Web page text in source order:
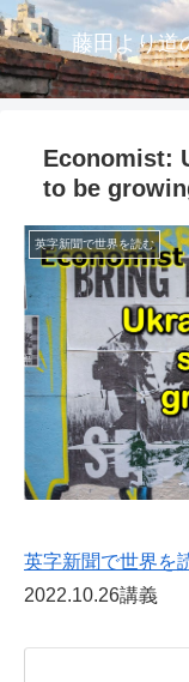
藤田より道
Economist:
to be
英字新聞で世界を読む
英字新聞で世界を
2022.10.26講義